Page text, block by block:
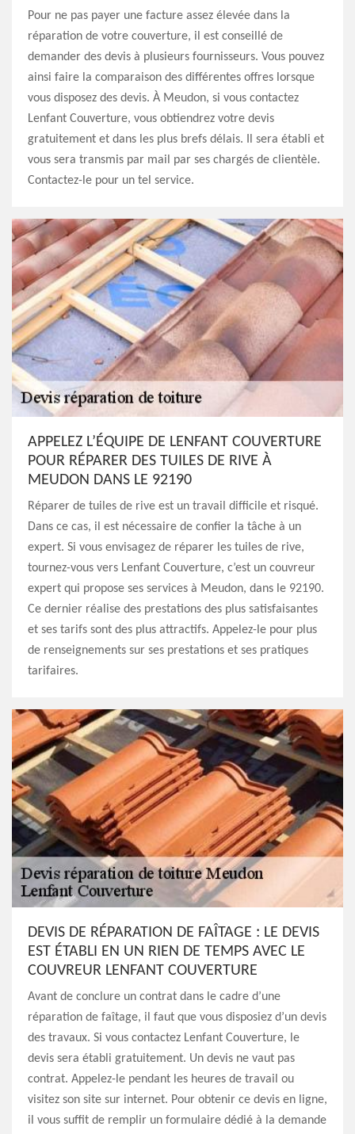
Pour ne pas payer une facture assez élevée dans la
réparation de votre couverture, il est conseillé de
demander des devis à plusieurs fournisseurs. Vous pouvez
ainsi faire la comparaison des différentes offres lorsque
vous disposez des devis. À Meudon, si vous contactez
Lenfant Couverture, vous obtiendrez votre devis
gratuitement et dans les plus brefs délais. Il sera établi et
vous sera transmis par mail par ses chargés de clientèle.
Contactez-le pour un tel service.
APPELEZ L’ÉQUIPE DE LENFANT COUVERTURE
POUR RÉPARER DES TUILES DE RIVE À
MEUDON DANS LE 92190
Réparer de tuiles de rive est un travail difficile et risqué.
Dans ce cas, il est nécessaire de confier la tâche à un
expert. Si vous envisagez de réparer les tuiles de rive,
tournez-vous vers Lenfant Couverture, c’est un couvreur
expert qui propose ses services à Meudon, dans le 92190.
Ce dernier réalise des prestations des plus satisfaisantes
et ses tarifs sont des plus attractifs. Appelez-le pour plus
de renseignements sur ses prestations et ses pratiques
tarifaires.
DEVIS DE RÉPARATION DE FAÎTAGE : LE DEVIS
EST ÉTABLI EN UN RIEN DE TEMPS AVEC LE
COUVREUR LENFANT COUVERTURE
Avant de conclure un contrat dans le cadre d’une
réparation de faîtage, il faut que vous disposiez d’un devis
des travaux. Si vous contactez Lenfant Couverture, le
devis sera établi gratuitement. Un devis ne vaut pas
contrat. Appelez-le pendant les heures de travail ou
visitez son site sur internet. Pour obtenir ce devis en ligne,
il vous suffit de remplir un formulaire dédié à la demande